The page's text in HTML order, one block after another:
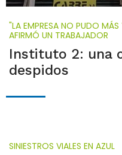
"LA EMPRESA NO PUDO
AFIRMÓ UN TRABAJADOR
Instituto 2: una
despidos
SINIESTROS VIALES EN AZUL